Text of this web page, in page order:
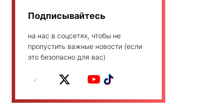
Подписывайтесь
на нас в соцсетях, чтобы не
пропустить важные новости (если
это безопасно для вас)